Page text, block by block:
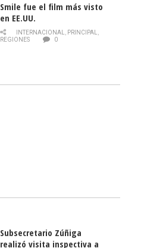
Smile fue el film más visto
en EE.UU.
INTERNACIONAL, PRINCIPAL,
REGIONES
0
Subsecretario Zúñiga
realizó visita inspectiva a